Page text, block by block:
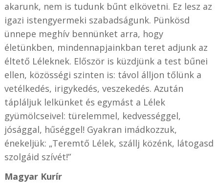
akarunk, nem is tudunk bűnt elkövetni. Ez lesz az
igazi istengyermeki szabadságunk. Pünkösd
ünnepe meghív bennünket arra, hogy
életünkben, mindennapjainkban teret adjunk az
éltető Léleknek. Először is küzdjünk a test bűnei
ellen, közösségi szinten is: távol álljon tőlünk a
vetélkedés, irigykedés, veszekedés. Azután
tápláljuk lelkünket és egymást a Lélek
gyümölcseivel: türelemmel, kedvességgel,
jósággal, hűséggel! Gyakran imádkozzuk,
énekeljük: „Teremtő Lélek, szállj közénk, látogasd
szolgáid szívét!”
Magyar Kurír